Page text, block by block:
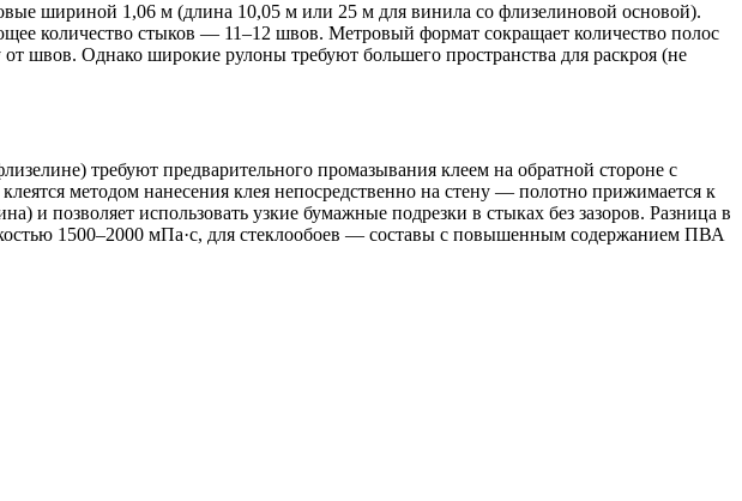
шириной 1,06 м (длина 10,05 м или 25 м для винила со флизелиновой основой).
количество стыков — 11–12 швов. Метровый формат сокращает количество полос
швов. Однако широкие рулоны требуют большего пространства для раскроя (не
требуют предварительного промазывания клеем на обратной стороне с
методом нанесения клея непосредственно на стену — полотно прижимается к
позволяет использовать узкие бумажные подрезки в стыках без зазоров. Разница в
1500–2000 мПа·с, для стеклообоев — составы с повышенным содержанием ПВА